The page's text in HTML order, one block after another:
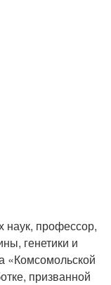
наук, профессор,
генетики и
«Комсомольской
призванной